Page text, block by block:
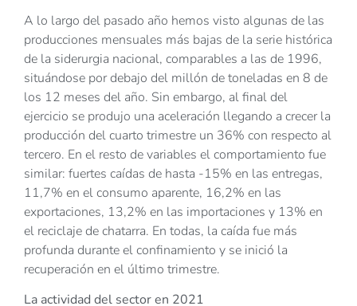
A lo largo del pasado año hemos visto algunas de las
producciones mensuales más bajas de la serie histórica
de la siderurgia nacional, comparables a las de 1996,
situándose por debajo del millón de toneladas en 8 de
los 12 meses del año. Sin embargo, al final del
ejercicio se produjo una aceleración llegando a crecer la
producción del cuarto trimestre un 36% con respecto al
tercero. En el resto de variables el comportamiento fue
similar: fuertes caídas de hasta -15% en las entregas,
11,7% en el consumo aparente, 16,2% en las
exportaciones, 13,2% en las importaciones y 13% en
el reciclaje de chatarra. En todas, la caída fue más
profunda durante el confinamiento y se inició la
recuperación en el último trimestre.
La actividad del sector en 2021